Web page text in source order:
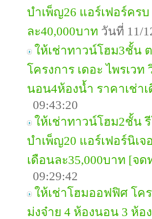
บำเพ็ญ26 แอร์เฟอร์คร
ละ40,000บาท วันที่ 11/
ให้เช่าทาวน์โฮม3ชั้น
โครงการ เดอะ ไพรเว
นอน4ห้องน้ำ ราคาเช่า
09:43:20
ให้เช่าทาวน์โฮม2ชั้น
บำเพ็ญ20 แอร์เฟอร์นิเ
เดือนละ35,000บาท [จ
09:29:42
ให้เช่าโฮมออฟฟิศ โคร
ม่งจ๋าย 4 ห้องนอน 3 ห้อ